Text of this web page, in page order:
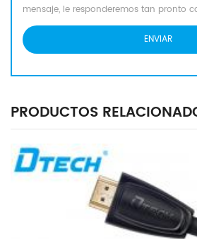
mensaje, le responderemos tan pronto
PRODUCTOS